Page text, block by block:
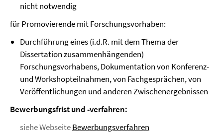
nicht notwendig
für Promovierende mit Forschungsvorhaben:
Durchführung eines (i.d.R. mit dem Thema der
Dissertation zusammenhängenden)
Forschungsvorhabens, Dokumentation von Konferenz-
und Workshopteilnahmen, von Fachgesprächen, von
Veröffentlichungen und anderen Zwischenergebnissen
Bewerbungsfrist und -verfahren:
siehe WebseiteBewerbungsverfahren